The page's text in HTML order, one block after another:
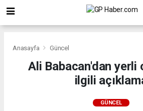
Anasayfa Güncel
Ali Babacan'dan yerli
ilgili
GÜNCEL